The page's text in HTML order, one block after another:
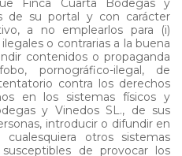
Finca Cuarta Bodegas y
de su portal y con carácter
a no emplearlos para (i)
o contrarias a la buena
contenidos o propaganda
pornográfico-ilegal, de
contra los derechos
en los sistemas físicos y
y Vinedos SL., de sus
introducir o difundir en
otros sistemas
de provocar los